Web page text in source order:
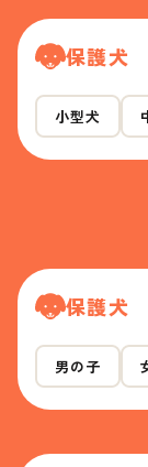
保護犬
小型犬
保護犬
男の子